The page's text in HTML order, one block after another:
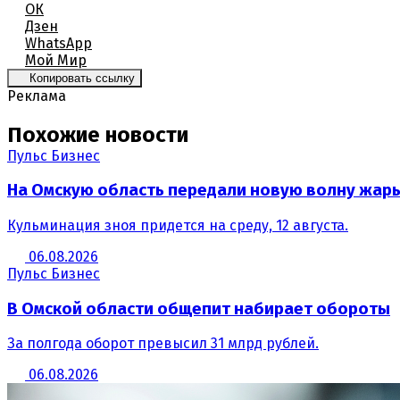
ОК
Дзен
WhatsApp
Мой Мир
Копировать ссылку
Реклама
Похожие новости
Пульс Бизнес
На Омскую область передали новую волну
Кульминация зноя придется на среду, 12 августа.
06.08.2026
Пульс Бизнес
В Омской области общепит набирает обороты
За полгода оборот превысил 31 млрд рублей.
06.08.2026